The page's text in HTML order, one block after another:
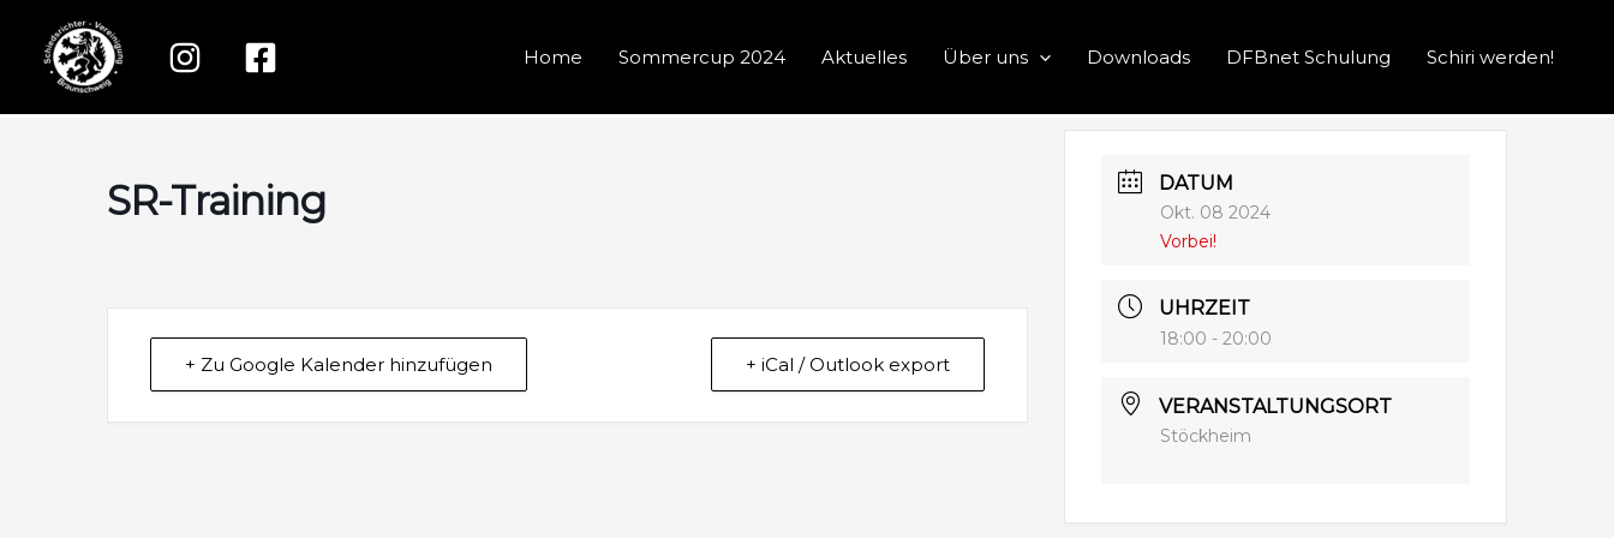
Inhalt
springen
Home Sommercup 2024 Aktuelles Über uns Downloads DFBnet Schulung Schiri werden!
SR-Training
+ Zu Google Kalender hinzufügen + iCal / Outlook export
DATUM
Okt. 08 2024
Vorbei!
UHRZEIT
18:00 - 20:00
VERANSTALTUNGSORT
Stöckheim